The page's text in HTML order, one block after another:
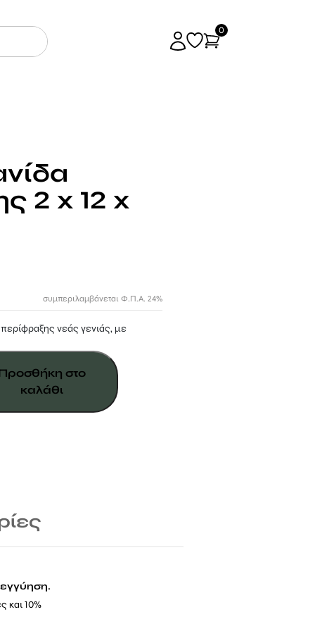
0
2 x 12 x
συμπεριλαμβάνεται Φ.Π.Α. 24%
νεάς γενιάς, με
στο
καλάθι
εγγύηση.
και 10%